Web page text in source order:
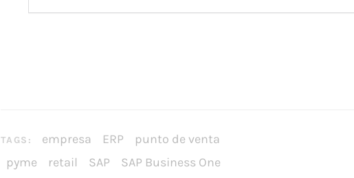
TAGS: empresa ERP
punto de venta
pyme
retail SAP
SAP Business One